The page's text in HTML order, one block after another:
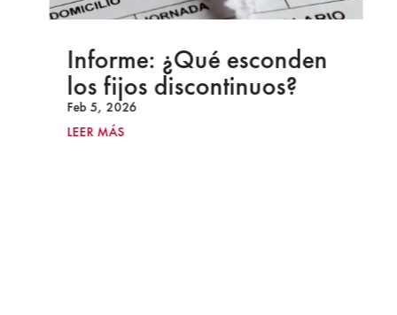
Informe: ¿Qué esconden
los fijos discontinuos?
Feb 5, 2026
LEER MÁS